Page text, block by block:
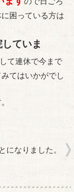
困っている方は
ていま
て連休で今まで
てはいかがでし
になりました。